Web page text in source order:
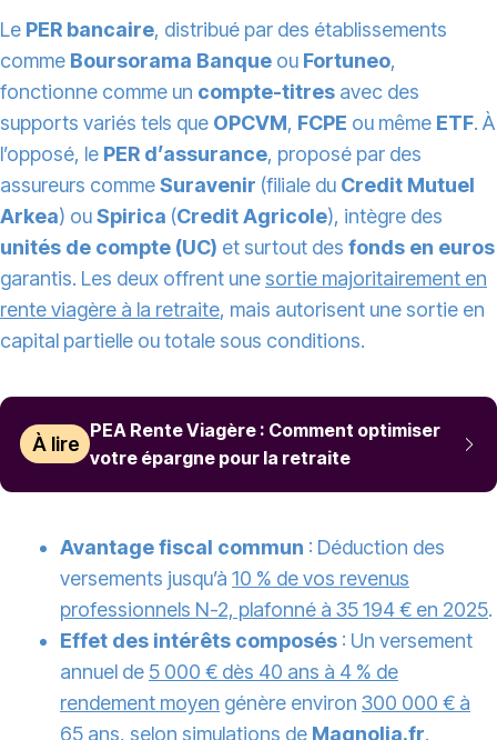
Le PER bancaire, distribué par des établissements
comme Boursorama Banque ou Fortuneo,
fonctionne comme un compte-titres avec des
supports variés tels que OPCVM, FCPE ou même ETF. À
l’opposé, le PER d’assurance, proposé par des
assureurs commeSuravenir (filiale du Credit Mutuel
Arkea) ouSpirica (Credit Agricole), intègre des
unités de compte (UC) et surtout des fonds en euros
garantis. Les deux offrent une sortie majoritairement en
rente viagère à la retraite, mais autorisent une sortie en
capital partielle ou totale sous conditions.
À lire
PEA Rente Viagère : Comment optimiser
votre épargne pour la retraite
Avantage fiscal commun : Déduction des
versements jusqu’à 10 % de vos revenus
professionnels N-2, plafonné à 35 194 € en 2025.
Effet des intérêts composés : Un versement
annuel de 5 000 € dès 40 ans à 4 % de
rendement moyen génère environ 300 000 € à
65 ans, selon simulations de Magnolia.fr.